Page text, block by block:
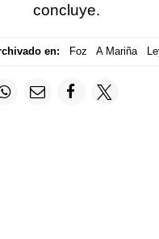
concluye.
en: Foz A Mariña